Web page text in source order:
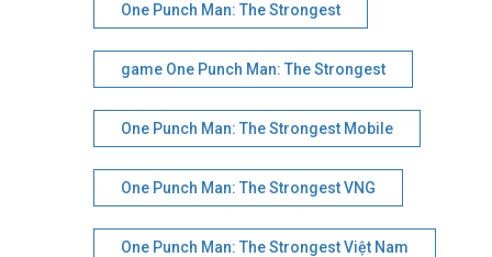
One Punch Man: The Strongest
game One Punch Man: The Strongest
One Punch Man: The Strongest Mobile
One Punch Man: The Strongest VNG
One Punch Man: The Strongest Việt Nam